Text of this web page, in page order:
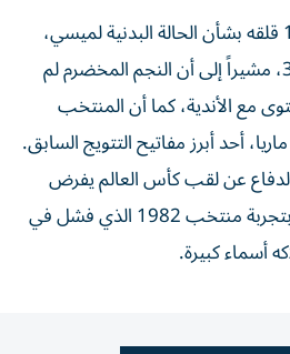
وأبدى بطل مونديال 1978 قلقه بشأن الحالة البدنية لميسي،
الذي يقترب من عامه الـ39، مشيراً إلى أن النجم المخضرم لم
مع الأندية، كما أن المنتخب
أحد أبرز مفاتيح التتويج السابق.
عن لقب كأس العالم يفرض
ضغوطاً هائلة، مستشهداً بتجربة منتخب 1982 الذي فشل في
أسماء كبيرة.